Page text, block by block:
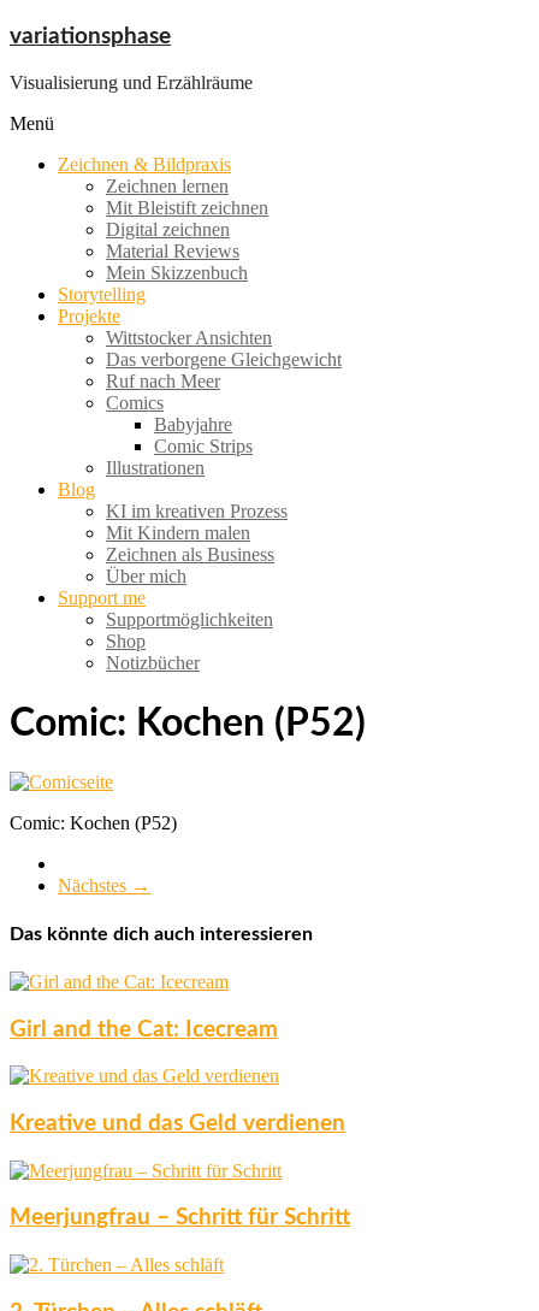
Zum
springen
variationsphase
Visualisierung und Erzählräume
Menü
Zeichnen & Bildpraxis
Zeichnen lernen
Mit Bleistift zeichnen
Digital zeichnen
Material Reviews
Mein Skizzenbuch
Storytelling
Projekte
Wittstocker Ansichten
Das verborgene Gleichgewicht
Ruf nach Meer
Comics
Babyjahre
Comic Strips
Illustrationen
Blog
KI im kreativen Prozess
Mit Kindern malen
Zeichnen als Business
Über mich
Support me
Supportmöglichkeiten
Shop
Notizbücher
Comic: Kochen (P52)
Comic: Kochen (P52)
Nächstes →
Das könnte dich auch interessieren
Girl and the Cat: Icecream
Kreative und das Geld verdienen
Meerjungfrau – Schritt für Schritt